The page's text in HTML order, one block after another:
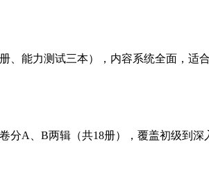
、能力测试三本），内容系统全面，适
分A、B两辑（共18册），覆盖初级到深